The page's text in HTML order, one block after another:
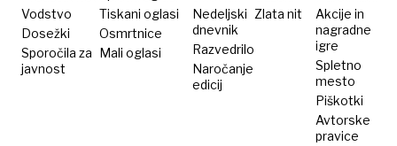
Vodstvo
Dosežki
Sporočila za
javnost
Tiskani oglasi
Osmrtnice
Mali oglasi
Nedeljski
dnevnik
Razvedrilo
Naročanje
edicij
Zlata nit
Akcije in
nagradne
igre
Spletno
mesto
Piškotki
Avtorske
pravice